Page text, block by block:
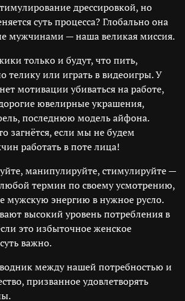
дрессировкой, но
суть процесса? Глобально она
мужчинами — наша великая миссия.
только и будут, что пить,
телику или играть в видеоигры. У
мотивации убиваться на работе,
ювелирные украшения,
последнюю модель айфона.
загнётся, если мы не будем
работать в поте лица!
манипулируйте, стимулируйте —
термин по своему усмотрению,
мужскую энергию в нужное русло.
высокий уровень потребления в
это избыточное женское
важно.
между нашей потребностью и
призванное удовлетворять